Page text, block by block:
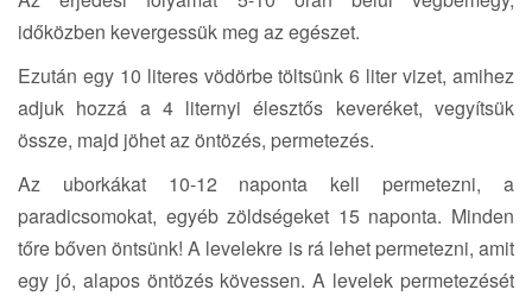
időközben kevergessük meg az egészet.
Ezután egy 10 literes vödörbe töltsünk 6 liter vizet, amihez
adjuk hozzá a 4 liternyi élesztős keveréket, vegyítsük
össze, majd jöhet az öntözés, permetezés.
Az uborkákat 10-12 naponta kell permetezni, a
paradicsomokat, egyéb zöldségeket 15 naponta. Minden
tőre bőven öntsünk! A levelekre is rá lehet permetezni, amit
egy jó, alapos öntözés kövessen. A levelek permetezését